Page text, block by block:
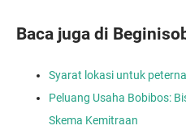
Baca juga di
Syarat lokasi untuk
Peluang Usaha Bobibos:
Skema Kemitraan